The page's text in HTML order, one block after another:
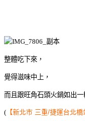
整體吃下來，
覺得滋味中上，
而且跟旺角石頭火鍋如出一
( 【新北市 三重/捷運台北